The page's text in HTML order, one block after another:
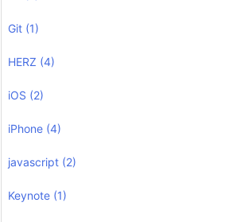
Git (1)
HERZ (4)
iOS (2)
iPhone (4)
javascript (2)
Keynote (1)